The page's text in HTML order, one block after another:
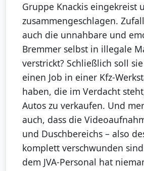
Gruppe Knackis eingekreist
zusammengeschlagen.
auch die unnahbare und
Bremmer selbst in illegale
verstrickt? Schließlich soll
einen Job in einer Kfz-
haben, die im Verdacht
Autos zu verkaufen. Und
auch, dass die
und Duschbereichs – also
komplett verschwunden
dem JVA-Personal hat